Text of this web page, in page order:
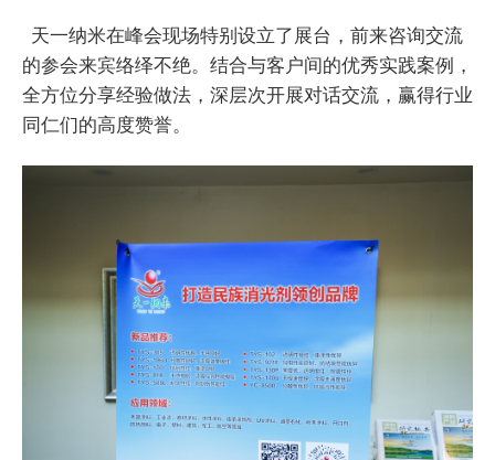
天一纳米在峰会现场特别设立了展台，前来咨询交流
的参会来宾络绎不绝。结合与客户间的优秀实践案例，
全方位分享经验做法，深层次开展对话交流，赢得行业
同仁们的高度赞誉。